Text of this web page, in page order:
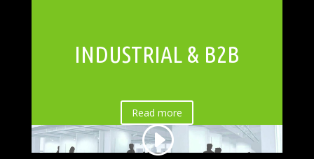
INDUSTRIAL & B2B
Read more
Contenuto non disponibile. Accetta la Cookie policy cliccando su "Accetta" nel banner dell'informativa